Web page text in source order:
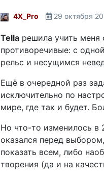
4X_Pro 29 октября
Tella решила учить меня
противоречивые: с
рельс и несущимся
Ещё в очередной раз
исключительно по
мире, где так и будет.
Но что-то изменилось в
оказался перед
показать всем, либо
творения (да и на